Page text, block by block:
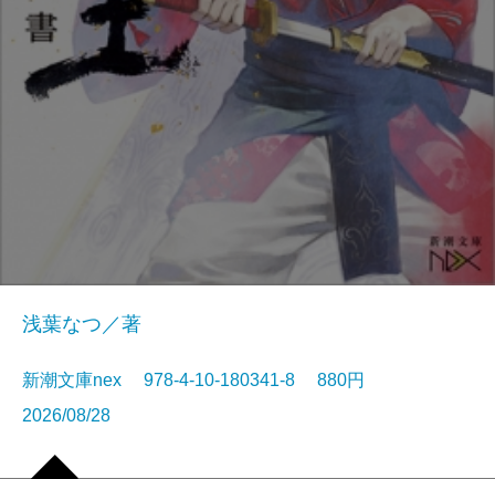
浅葉なつ／著
新潮文庫nex 978-4-10-180341-8 880円
2026/08/28